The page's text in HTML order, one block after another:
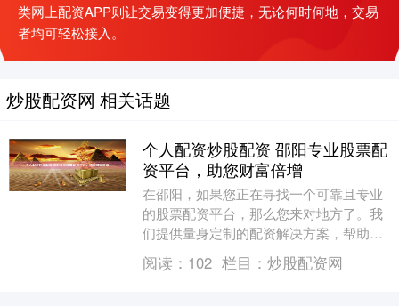
类网上配资APP则让交易变得更加便捷，无论何时何地，交易
者均可轻松接入。
炒股配资网 相关话题
个人配资炒股配资 邵阳专业股票配
资平台，助您财富倍增
在邵阳，如果您正在寻找一个可靠且专业
的股票配资平台，那么您来对地方了。我
们提供量身定制的配资解决方案，帮助您
最大化您的投资潜力。 配资是指向券商借
钱炒股，借入资....
阅读： 102 栏目： 炒股配资网